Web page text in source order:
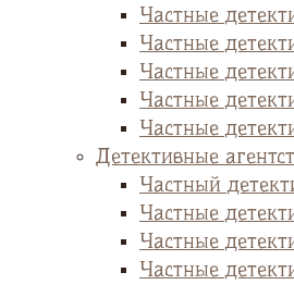
Частные
Частные
Частные
Частные
Частные
Детективные
Частный
Частные
Частные
Частные